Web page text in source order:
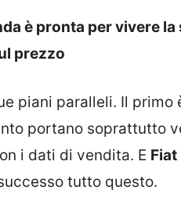
è pronta per vivere
prezzo
piani paralleli. Il primo
portano soprattutto
i dati di vendita. E Fiat
tutto questo.